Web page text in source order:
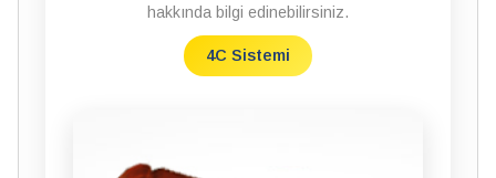
hakkında bilgi edinebilirsiniz.
4C Sistemi